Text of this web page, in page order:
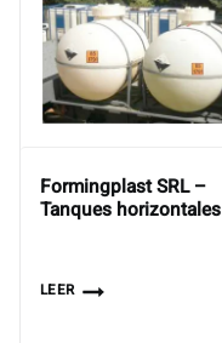
Formingplast SRL –
Tanques horizontales
LEER